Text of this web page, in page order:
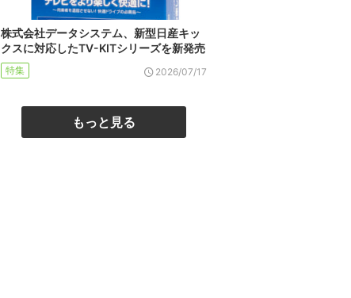
株式会社データシステム、新型日産キッ
クスに対応したTV-KITシリーズを新発売
特集 2026/07/17
もっと見る